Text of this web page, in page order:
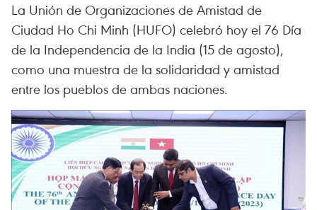
La Unión de Organizaciones de Amistad de
Ciudad Ho Chi Minh (HUFO) celebró hoy el 76 Día
de la Independencia de la India (15 de agosto),
como una muestra de la solidaridad y amistad
entre los pueblos de ambas naciones.